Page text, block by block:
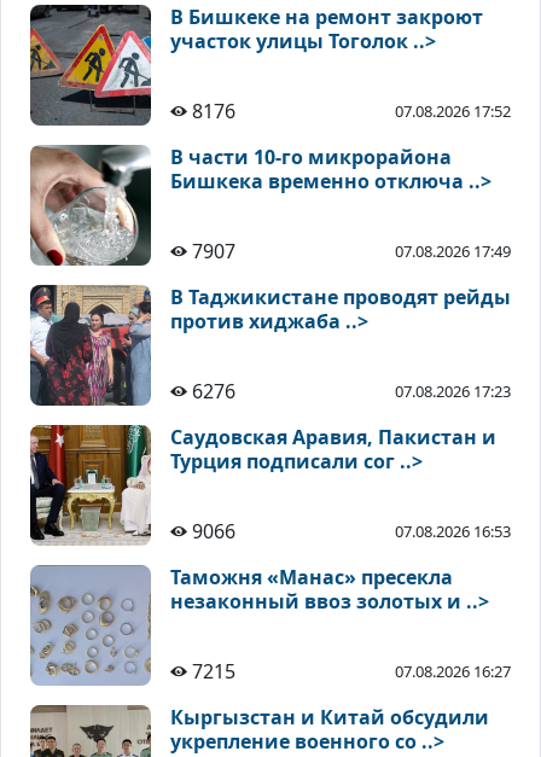
В Бишкеке на ремонт закроют
участок улицы Тоголок ..>
8176 07.08.2026 17:52
В части 10-го микрорайона
Бишкека временно отключа ..>
7907 07.08.2026 17:49
В Таджикистане проводят рейды
против хиджаба ..>
6276 07.08.2026 17:23
Саудовская Аравия, Пакистан и
Турция подписали сог ..>
9066 07.08.2026 16:53
Таможня «Манас» пресекла
незаконный ввоз золотых и ..>
7215 07.08.2026 16:27
Кыргызстан и Китай обсудили
укрепление военного со ..>